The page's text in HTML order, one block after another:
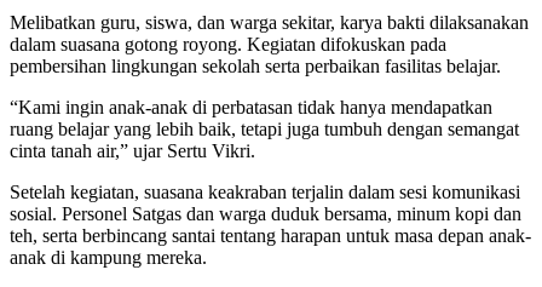
Melibatkan guru, siswa, dan warga sekitar, karya bakti dilaksanakan
dalam suasana gotong royong. Kegiatan difokuskan pada
pembersihan lingkungan sekolah serta perbaikan fasilitas belajar.
“Kami ingin anak-anak di perbatasan tidak hanya mendapatkan
ruang belajar yang lebih baik, tetapi juga tumbuh dengan semangat
cinta tanah air,” ujar Sertu Vikri.
Setelah kegiatan, suasana keakraban terjalin dalam sesi komunikasi
sosial. Personel Satgas dan warga duduk bersama, minum kopi dan
teh, serta berbincang santai tentang harapan untuk masa depan anak-
anak di kampung mereka.